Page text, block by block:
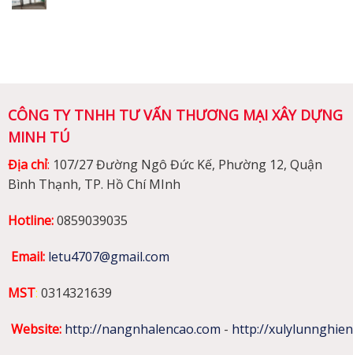
CÔNG TY TNHH TƯ VẤN THƯƠNG MẠI XÂY DỰNG
MINH TÚ
Địa chỉ: 107/27 Đường Ngô Đức Kế, Phường 12, Quận
Bình Thạnh, TP. Hồ Chí MInh
Hotline:0859039035
Email: letu4707@gmail.com
MST: 0314321639
Website: http://nangnhalencao.com - http://